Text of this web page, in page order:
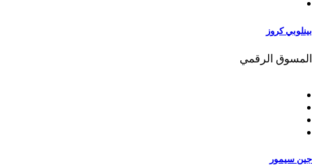
بينلوبي كروز
المسوق الرقمي
جين سيمور